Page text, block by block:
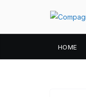
HOME